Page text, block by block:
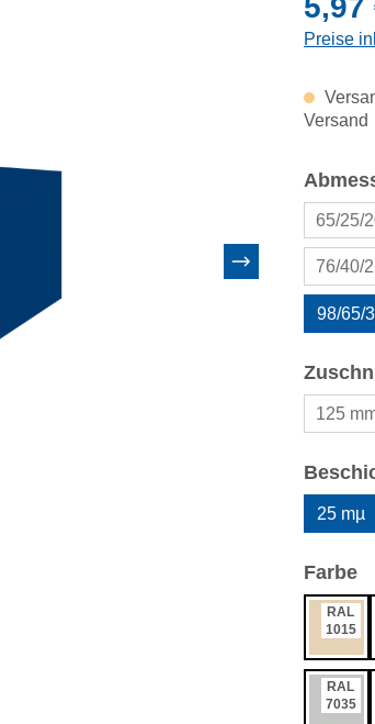
5,97
Preise
Versand
65/25/
76/40/
98/65/
125
25 mµ
Farbe
RAL
1015
RAL
7035